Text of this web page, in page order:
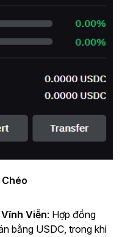
Chéo
Viễn: Hợp đồng
bằng USDC, trong khi